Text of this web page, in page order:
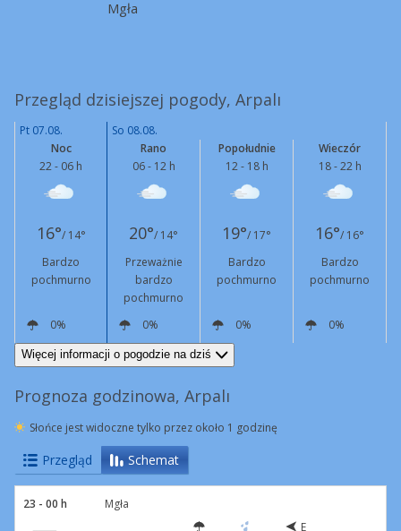
Mgła
Przegląd dzisiejszej pogody, Arpalı
Pt 07.08.
So 08.08.
Noc
22 - 06 h
Rano
06 - 12 h
Popołudnie
12 - 18 h
Wieczór
18 - 22 h
16°/ 14° 20°/ 14° 19°/ 17° 16°/ 16°
Bardzo
pochmurno
Przeważnie
bardzo
pochmurno
Bardzo
pochmurno
Bardzo
pochmurno
0% 0% 0%
0%
E
2 km/h NE
6 km/h
Więcej informacji o pogodzie na dziś
Prognoza godzinowa, Arpalı
Słońce jest widoczne tylko przez około 1 godzinę
Przegląd Schemat
23 - 00 h Mgła
E